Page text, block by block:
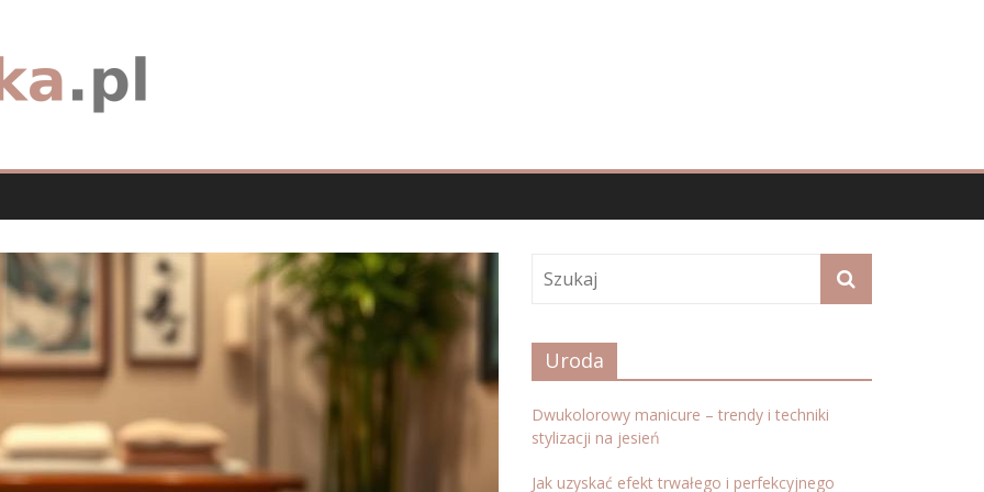
Uroda
Dwukolorowy manicure – trendy i techniki
stylizacji na jesień
Jak uzyskać efekt trwałego i perfekcyjnego